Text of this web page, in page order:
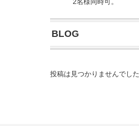
2名様同時可。
BLOG
投稿は見つかりませんでした